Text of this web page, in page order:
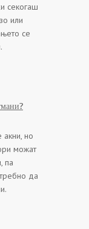
секогаш
или
се
акни, но
можат
па
да